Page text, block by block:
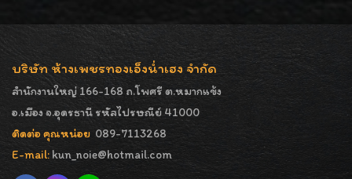
บริษัท ห้างเพชรทองเอ็งน่ำเฮง จำกัด
สำนักงานใหญ่ 166-168 ถ.โพศรี ต.หมากแข้ง
อ.เมือง จ.อุดรธานี รหัสไปรษณีย์ 41000
ติดต่อ คุณหน่อย 089-7113268
E-mail: kun_noie@hotmail.com